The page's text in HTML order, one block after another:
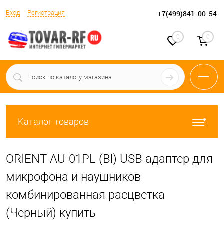
Вход Регистрация +7(499)841-00-54
0 0
Каталог товаров
ORIENT AU-01PL (Bl) USB адаптер для
микрофона и наушников
комбинированная расцветка
(Черный) купить